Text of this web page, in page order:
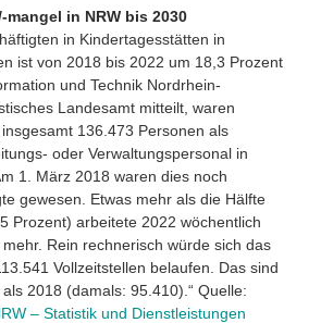
in NRW bis 2030
in Kindertagesstätten in
ist von 2018 bis 2022 um 18,3 Prozent
und Technik Nordrhein-
Landesamt mitteilt, waren
136.473 Personen als
oder Verwaltungspersonal in
1. März 2018 waren dies noch
gewesen. Etwas mehr als die Hälfte
Prozent) arbeitete 2022 wöchentlich
Rein rechnerisch würde sich das
Vollzeitstellen belaufen. Das sind
2018 (damals: 95.410).“ Quelle:
– Statistik und Dienstleistungen